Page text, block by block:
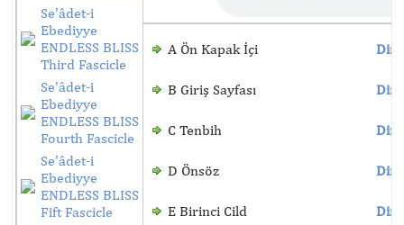
Se'âdet-i
Ebediyye
ENDLESS BLISS
Third Fascicle
Se'âdet-i
Ebediyye
ENDLESS BLISS
Fourth Fascicle
Se'âdet-i
Ebediyye
ENDLESS BLISS
Fift Fascicle
A Ön Kapak İçi
B Giriş Sayfası
C Tenbih
D Önsöz
E Birinci Cild